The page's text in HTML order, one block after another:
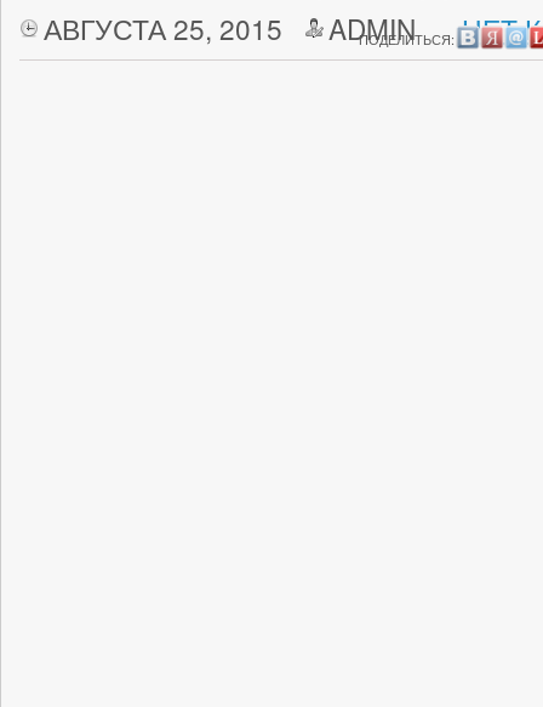
АВГУСТА 25, 2015 ADMIN НЕТ
ПОДЕЛИТЬСЯ: